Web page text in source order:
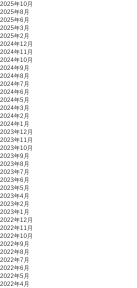
2025年10月
2025年8月
2025年6月
2025年3月
2025年2月
2024年12月
2024年11月
2024年10月
2024年9月
2024年8月
2024年7月
2024年6月
2024年5月
2024年3月
2024年2月
2024年1月
2023年12月
2023年11月
2023年10月
2023年9月
2023年8月
2023年7月
2023年6月
2023年5月
2023年4月
2023年2月
2023年1月
2022年12月
2022年11月
2022年10月
2022年9月
2022年8月
2022年7月
2022年6月
2022年5月
2022年4月